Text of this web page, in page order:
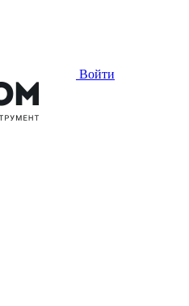
Войти